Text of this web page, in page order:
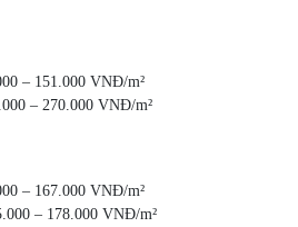
– 151.000 VNĐ/m²
– 270.000 VNĐ/m²
– 167.000 VNĐ/m²
– 178.000 VNĐ/m²